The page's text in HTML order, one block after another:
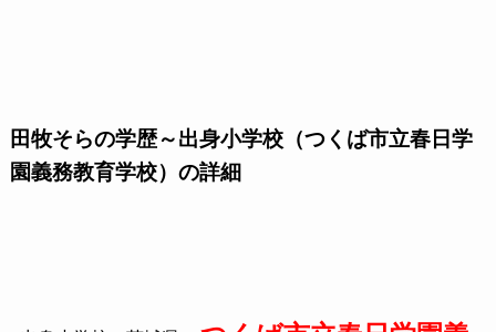
田牧そらの学歴～出身小学校（つくば市立春日学
園義務教育学校）の詳細